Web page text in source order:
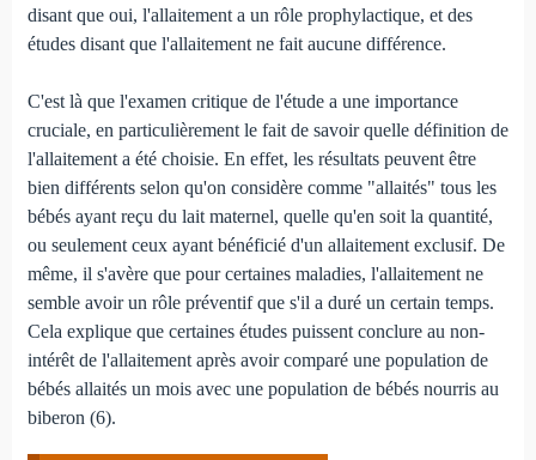
disant que oui, l'allaitement a un rôle prophylactique, et des
études disant que l'allaitement ne fait aucune différence.
C'est là que l'examen critique de l'étude a une importance
cruciale, en particulièrement le fait de savoir quelle définition de
l'allaitement a été choisie. En effet, les résultats peuvent être
bien différents selon qu'on considère comme "allaités" tous les
bébés ayant reçu du lait maternel, quelle qu'en soit la quantité,
ou seulement ceux ayant bénéficié d'un allaitement exclusif. De
même, il s'avère que pour certaines maladies, l'allaitement ne
semble avoir un rôle préventif que s'il a duré un certain temps.
Cela explique que certaines études puissent conclure au non-
intérêt de l'allaitement après avoir comparé une population de
bébés allaités un mois avec une population de bébés nourris au
biberon (6).